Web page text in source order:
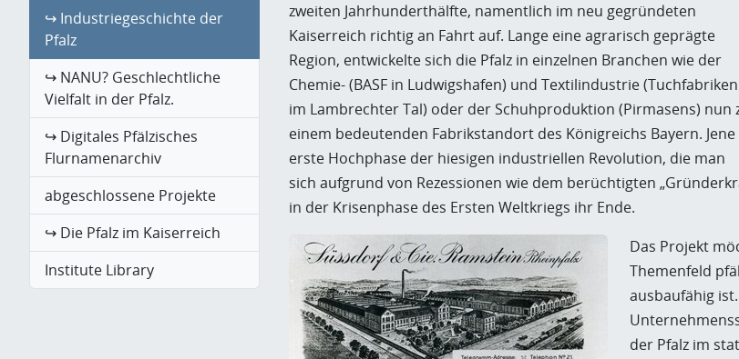
↪ Industriegeschichte der
Pfalz
↪ NANU? Geschlechtliche
Vielfalt in der Pfalz.
↪ Digitales Pfälzisches
Flurnamenarchiv
abgeschlossene Projekte
↪ Die Pfalz im Kaiserreich
Institute Library
zweiten Jahrhunderthälfte, namentlich im neu gegründeten
Kaiserreich richtig an Fahrt auf. Lange eine agrarisch geprägte
Region, entwickelte sich die Pfalz in einzelnen Branchen wie der
Chemie- (BASF in Ludwigshafen) und Textilindustrie (Tuchfabriken
im Lambrechter Tal) oder der Schuhproduktion (Pirmasens) nun
einem bedeutenden Fabrikstandort des Königreichs Bayern. Jene
erste Hochphase der hiesigen industriellen Revolution, die man
sich aufgrund von Rezessionen wie dem berüchtigten
in der Krisenphase des Ersten Weltkriegs ihr Ende.
Das Projekt
Themenfeld
ausbaufähig
der Pfalz im